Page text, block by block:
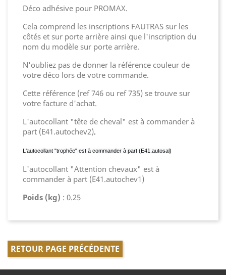
Déco adhésive pour PROMAX.
Cela comprend les inscriptions FAUTRAS sur les
côtés et sur porte arrière ainsi que l'inscription du
nom du modèle sur porte arrière.
N'oubliez pas de donner la référence couleur de
votre déco lors de votre commande.
Cette référence (ref 746 ou ref 735) se trouve sur
votre facture d'achat.
L'autocollant "tête de cheval" est à commander à
part (E41.autochev2).
L'autocollant "trophée" est à commander à part (E41.autosal)
L'autocollant "Attention chevaux" est à
commander à part (E41.autochev1)
Poids (kg) : 0.25
RETOUR PAGE PRÉCÉDENTE